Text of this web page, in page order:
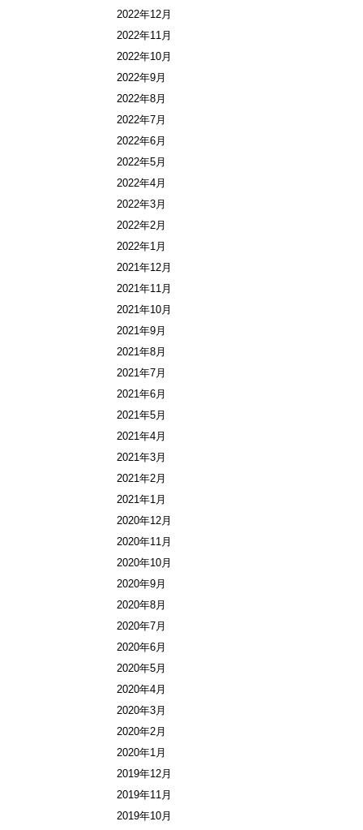
2022年12月
2022年11月
2022年10月
2022年9月
2022年8月
2022年7月
2022年6月
2022年5月
2022年4月
2022年3月
2022年2月
2022年1月
2021年12月
2021年11月
2021年10月
2021年9月
2021年8月
2021年7月
2021年6月
2021年5月
2021年4月
2021年3月
2021年2月
2021年1月
2020年12月
2020年11月
2020年10月
2020年9月
2020年8月
2020年7月
2020年6月
2020年5月
2020年4月
2020年3月
2020年2月
2020年1月
2019年12月
2019年11月
2019年10月